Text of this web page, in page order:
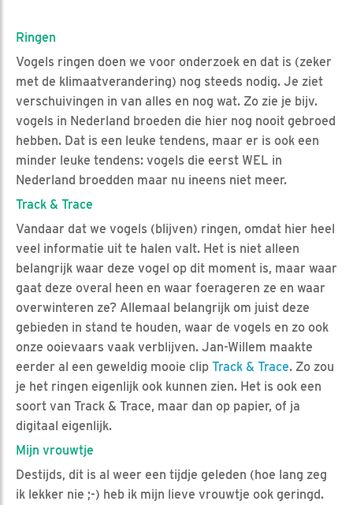
Ringen
Vogels ringen doen we voor onderzoek en dat is (zeker
met de klimaatverandering) nog steeds nodig. Je ziet
verschuivingen in van alles en nog wat. Zo zie je bijv.
vogels in Nederland broeden die hier nog nooit gebroed
hebben. Dat is een leuke tendens, maar er is ook een
minder leuke tendens: vogels die eerst WEL in
Nederland broedden maar nu ineens niet meer.
Track & Trace
Vandaar dat we vogels (blijven) ringen, omdat hier heel
veel informatie uit te halen valt. Het is niet alleen
belangrijk waar deze vogel op dit moment is, maar waar
gaat deze overal heen en waar foerageren ze en waar
overwinteren ze? Allemaal belangrijk om juist deze
gebieden in stand te houden, waar de vogels en zo ook
onze ooievaars vaak verblijven. Jan-Willem maakte
eerder al een geweldig mooie clip Track & Trace. Zo zou
je het ringen eigenlijk ook kunnen zien. Het is ook een
soort van Track & Trace, maar dan op papier, of ja
digitaal eigenlijk.
Mijn vrouwtje
Destijds, dit is al weer een tijdje geleden (hoe lang zeg
ik lekker nie ;-) heb ik mijn lieve vrouwtje ook geringd.